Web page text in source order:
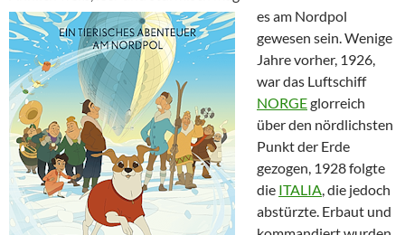
es am Nordpol
gewesen sein. Wenige
Jahre vorher, 1926,
war das Luftschiff
NORGEglorreich
über den nördlichsten
Punkt der Erde
gezogen, 1928 folgte
die ITALIA, die jedoch
abstürzte. Erbaut und